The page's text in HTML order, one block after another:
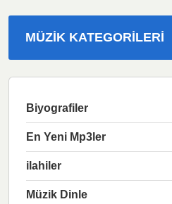
MÜZIK KATEGORILERI
Biyografiler
En Yeni Mp3ler
ilahiler
Müzik Dinle